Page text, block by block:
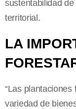
sustentabilidad
territorial.
LA
“Las
variedad de